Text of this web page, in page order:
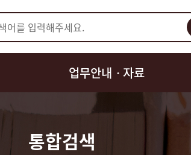
업무안내ㆍ자료
통합검색